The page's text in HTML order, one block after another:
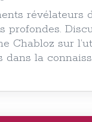
révélateurs
profondes.
Chabloz sur
dans la